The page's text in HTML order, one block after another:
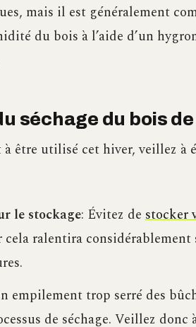
mais il est généralement
du bois à l’aide d’un
séchage du bois
être utilisé cet hiver, veillez à
le stockage: Évitez destocker
ralentira considérablement
empilement trop serré des
de séchage. Veillez donc